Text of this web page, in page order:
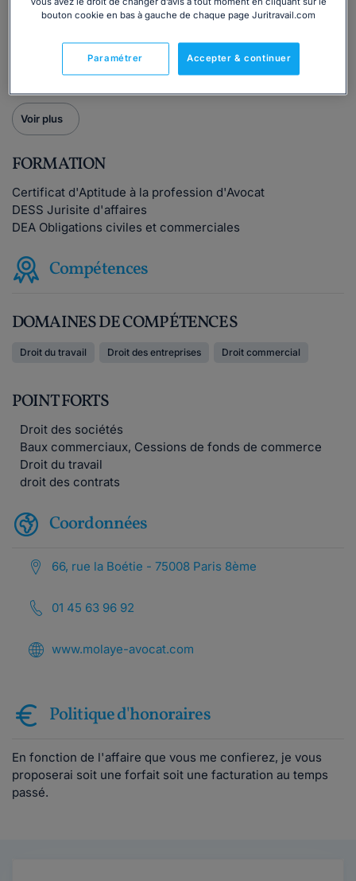
j'interviens essentiellemment en droit commercial (baux
commerciaux, cessions de fonds de commerce), droit des
contrats, droit des sociétés et droit social.
Je suis à votre disposition pour vous assister dans vos
rédaction d'actes ou dans vos procédures judiciaires.
Voir plus
FORMATION
Certificat d'Aptitude à la profession d'Avocat
DESS Jurisite d'affaires
DEA Obligations civiles et commerciales
Compétences
DOMAINES DE COMPÉTENCES
Droit du travail Droit des entreprises Droit commercial
POINT FORTS
Droit des sociétés
Baux commerciaux, Cessions de fonds de commerce
Droit du travail
droit des contrats
Coordonnées
66, rue la Boétie - 75008 Paris 8ème
01 45 63 96 92
www.molaye-avocat.com
Politique d'honoraires
En fonction de l'affaire que vous me confierez, je vous
proposerai soit une forfait soit une facturation au temps
passé.
bouton cookie en bas à gauche de chaque page Juritravail.com
Accepter & continuer
Paramétrer